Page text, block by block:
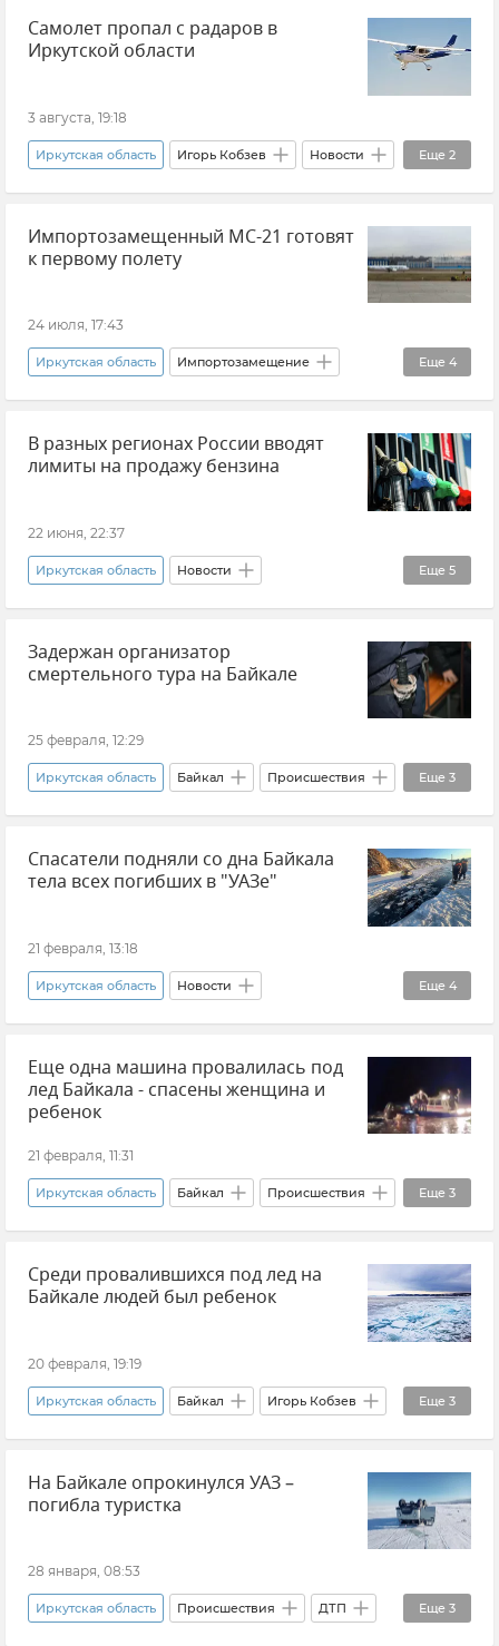
Авиакатастрофа Происшествия
Самолет пропал с радаров в
Иркутской области
3 августа, 19:18
Еще 2
Иркутская область Игорь Кобзев Новости
Самолет Происшествия
Импортозамещенный МС-21 готовят
к первому полету
24 июля, 17:43
Еще 4
Иркутская область Импортозамещение
Авиация Самолет Новости
Владимир Путин (политик)
В разных регионах России вводят
лимиты на продажу бензина
22 июня, 22:37
Еще 5
Иркутская область Новости
Саратовская область Омская область
Воронежская область Бензин
Задержан организатор
смертельного тура на Байкале
25 февраля, 12:29
Еще 3
Иркутская область Байкал Происшествия
СК РФ (Следственный комитет Российской Федерации)
Новости Уголовный кодекс
Спасатели подняли со дна Байкала
тела всех погибших в "УАЗе"
21 февраля, 13:18
Еще 4
Иркутская область Новости
МЧС РФ (Министерство чрезвычайных ситуаций Российской Федерации)
Происшествия
Еще одна машина провалилась под
лед Байкала - спасены женщина и
ребенок
21 февраля, 11:31
Еще 3
Иркутская область Байкал Происшествия
Ирина Волк
Среди провалившихся под лед на
Байкале людей был ребенок
20 февраля, 19:19
Еще 3
Иркутская область Байкал Игорь Кобзев
Происшествия Новости дети
На Байкале опрокинулся УАЗ –
погибла туристка
28 января, 08:53
Еще 3
Иркутская область Происшествия ДТП